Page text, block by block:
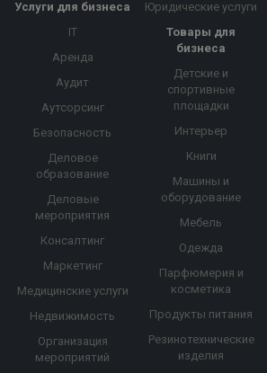
Услуги для бизнеса
IT
Аренда
Аудит
Аутсорсинг
Безопасность
Деловое
образование
Деловые
мероприятия
Консалтинг
Маркетинг
Медицинские услуги
Недвижимость
Организация
мероприятий
Юридические услуги
Товары для
бизнеса
Детские и
спортивные
площадки
Интерьер
Книги
Машины и
оборудование
Мебель
Одежда
Парфюмерия и
косметика
Продукты питания
Резинотехнические
изделия